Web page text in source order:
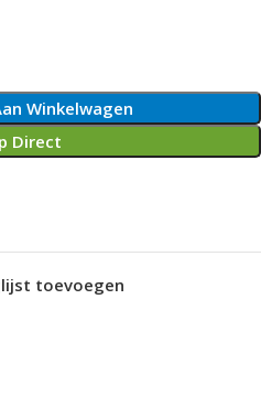
Winkelwagen
Direct
toevoegen